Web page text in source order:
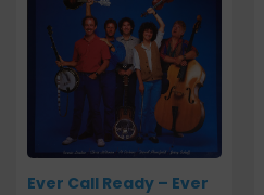
Ever Call Ready – Ever